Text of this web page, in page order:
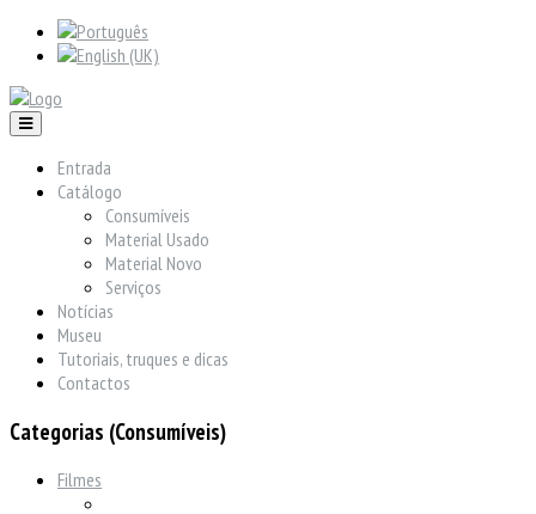
Entrada
Catálogo
Consumíveis
Material Usado
Material Novo
Serviços
Notícias
Museu
Tutoriais, truques e dicas
Contactos
Categorias (Consumíveis)
Filmes